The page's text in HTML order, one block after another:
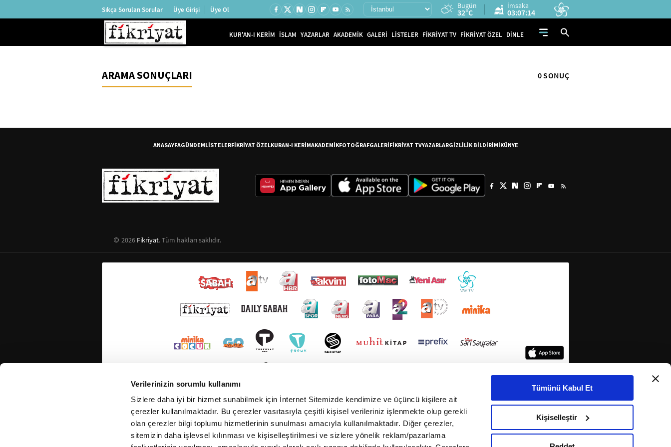
Verilerinizin sorumlu kullanımı
Sizlere daha iyi bir hizmet sunabilmek için İnternet Sitemizde kendimize ve üçüncü kişilere ait
çerezler kullanılmaktadır. Bu çerezler vasıtasıyla çeşitli kişisel verileriniz işlenmekte olup gerekli
olan çerezler bilgi toplumu hizmetlerinin sunulması amacıyla kullanılmaktadır. Diğer çerezler,
sitemizin daha işlevsel kılınması ve kişiselleştirilmesi ve sizlere yönelik reklam/pazarlama
Tümünü Kabul Et
Kişiselleştir
Sıkça Sorulan Sorular Üye Girişi Üye Ol Bugün
32°C
İmsaka
03:07:14
KUR'AN-I KERİM İSLAM YAZARLAR AKADEMİK GALERİ LİSTELER FİKRİYAT TV FİKRİYAT ÖZEL DİNLE
ARAMA SONUÇLARI 0 SONUÇ
ANASAYFAGÜNDEMLİSTELERFİKRİYAT ÖZELKURAN-I KERİMAKADEMİKFOTOĞRAFGALERİFİKRİYAT TVYAZARLARGİZLİLİK BİLDİRİMİKÜNYE
2026 Fikriyat. Tüm hakları saklıdır.